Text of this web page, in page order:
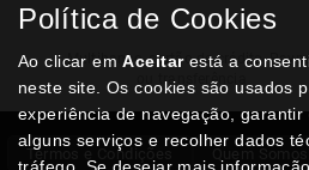
Modos dePagamento
Multibanco, cartão de crédito,
ou transferência
Termos e Condições
Política de Cookies
Ao clicar emAceitarestá a
neste site. Os cookies são usados
experiência de navegação,
alguns serviços e recolher dados